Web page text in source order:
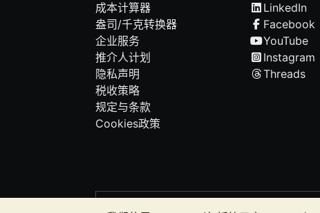
成本计算器
盎司/千克转换器
企业服务
推介人计划
隐私声明
税收策略
规定与条款
Cookies政策
LinkedIn
Facebook
YouTube
Instagram
Threads